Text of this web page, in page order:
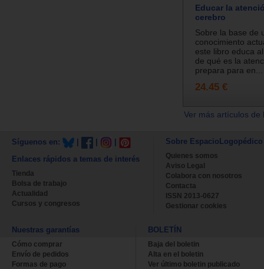
Educar la
cerebro
Sobre la base de
conocimiento
este libro educa
de qué es la
prepara para en...
24.45 €
Ver más artículos
Síguenos en:
Enlaces rápidos a temas de interés
Tienda
Bolsa de trabajo
Actualidad
Cursos y congresos
Sobre EspacioLogopédico
Quienes somos
Aviso Legal
Colabora con nosotros
Contacta
ISSN 2013-0627
Gestionar cookies
Nuestras garantías
Cómo comprar
Envío de pedidos
Formas de pago
BOLETÍN
Baja del boletin
Alta en el boletin
Ver último boletin publicado